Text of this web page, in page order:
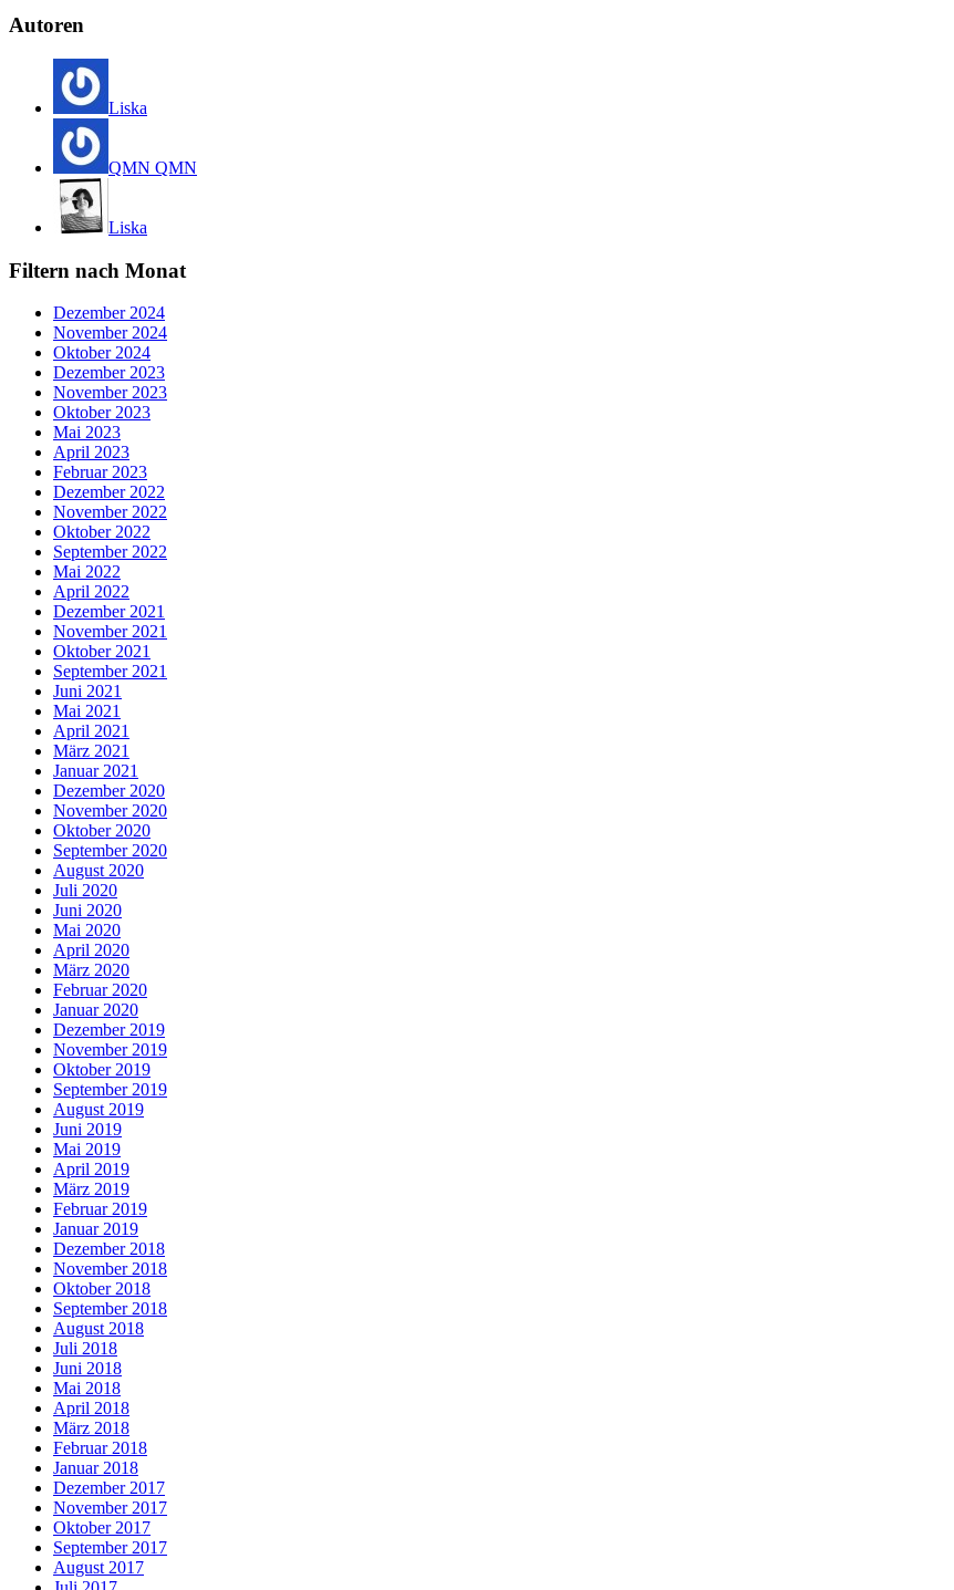
Autoren
Liska
QMN QMN
Liska
Filtern nach Monat
Dezember 2024
November 2024
Oktober 2024
Dezember 2023
November 2023
Oktober 2023
Mai 2023
April 2023
Februar 2023
Dezember 2022
November 2022
Oktober 2022
September 2022
Mai 2022
April 2022
Dezember 2021
November 2021
Oktober 2021
September 2021
Juni 2021
Mai 2021
April 2021
März 2021
Januar 2021
Dezember 2020
November 2020
Oktober 2020
September 2020
August 2020
Juli 2020
Juni 2020
Mai 2020
April 2020
März 2020
Februar 2020
Januar 2020
Dezember 2019
November 2019
Oktober 2019
September 2019
August 2019
Juni 2019
Mai 2019
April 2019
März 2019
Februar 2019
Januar 2019
Dezember 2018
November 2018
Oktober 2018
September 2018
August 2018
Juli 2018
Juni 2018
Mai 2018
April 2018
März 2018
Februar 2018
Januar 2018
Dezember 2017
November 2017
Oktober 2017
September 2017
August 2017